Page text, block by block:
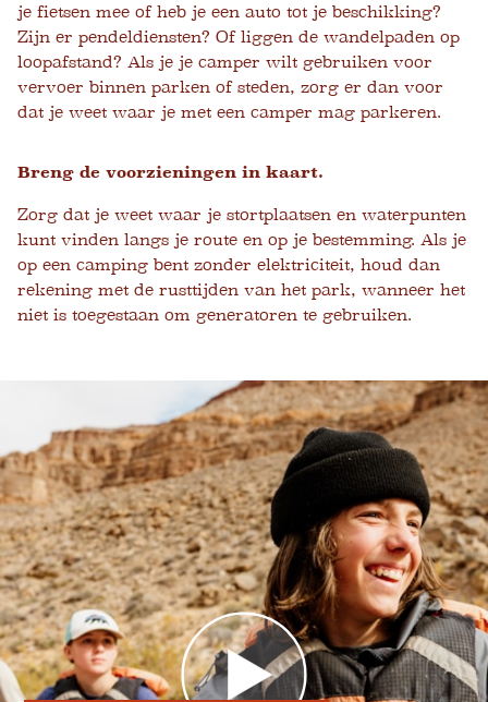
je fietsen mee of heb je een auto tot je beschikking?
Zijn er pendeldiensten? Of liggen de wandelpaden op
loopafstand? Als je je camper wilt gebruiken voor
vervoer binnen parken of steden, zorg er dan voor
dat je weet waar je met een camper mag parkeren.
Breng de voorzieningen in kaart.
Zorg dat je weet waar je stortplaatsen en waterpunten
kunt vinden langs je route en op je bestemming. Als je
op een camping bent zonder elektriciteit, houd dan
rekening met de rusttijden van het park, wanneer het
niet is toegestaan ​​om generatoren te gebruiken.